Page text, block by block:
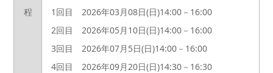
程
1回目 2026年03月08日(日)14:00－16:00
2回目 2026年05月10日(日)14:00－16:00
3回目 2026年07月5日(日)14:00－16:00
4回目 2026年09月20日(日)14:30－16:30